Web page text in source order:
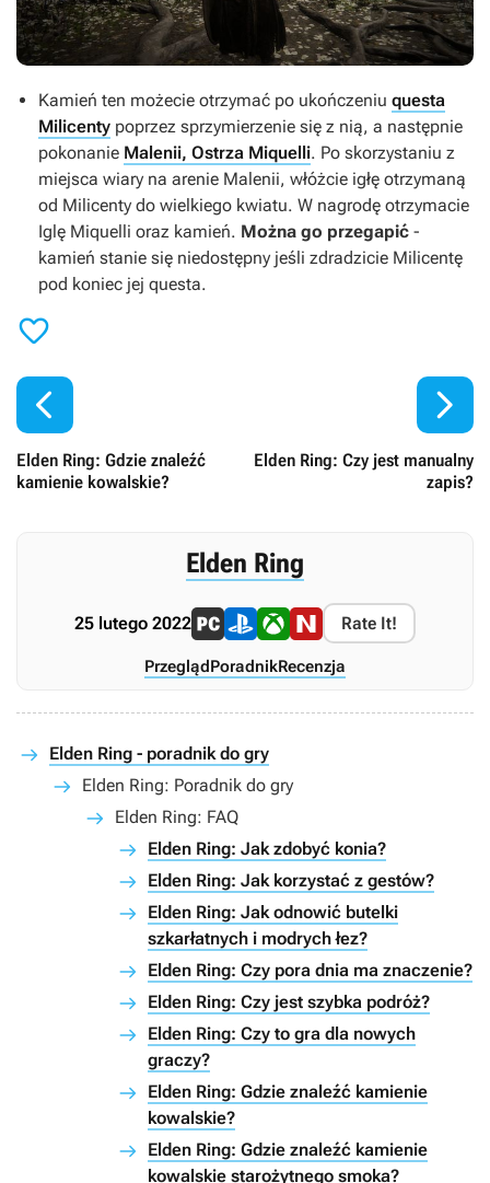
Kamień ten możecie otrzymać po ukończeniu questa
Milicenty poprzez sprzymierzenie się z nią, a następnie
pokonanie Malenii, Ostrza Miquelli. Po skorzystaniu z
miejsca wiary na arenie Malenii, włóżcie igłę otrzymaną
od Milicenty do wielkiego kwiatu. W nagrodę otrzymacie
Iglę Miquelli oraz kamień. Można go przegapić -
kamień stanie się niedostępny jeśli zdradzicie Milicentę
pod koniec jej questa.


Elden Ring: Gdzie znaleźć
kamienie kowalskie?
Elden Ring: Czy jest manualny
zapis?

Elden Ring
25 lutego 2022 Rate It!
PrzeglądPoradnikRecenzja
Elden Ring - poradnik do gry
Elden Ring: Poradnik do gry
Elden Ring: FAQ
Elden Ring: Jak zdobyć konia?
Elden Ring: Jak korzystać z gestów?
Elden Ring: Jak odnowić butelki
szkarłatnych i modrych łez?
Elden Ring: Czy pora dnia ma znaczenie?
Elden Ring: Czy jest szybka podróż?
Elden Ring: Czy to gra dla nowych
graczy?
Elden Ring: Gdzie znaleźć kamienie
kowalskie?
Elden Ring: Gdzie znaleźć kamienie
kowalskie starożytnego smoka?